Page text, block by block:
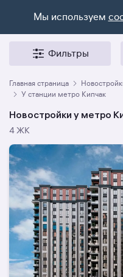
Мы используем
Фильтры
Главная страница
У станции метро Кипчак
Новостройки у метро
4 ЖК